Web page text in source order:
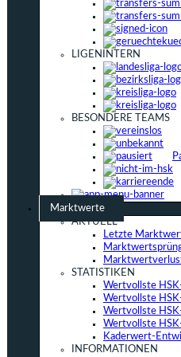
LIGENINTERN
BESONDERE TEAMS
Marktwerte
AKTUELL
Letzte
STATISTIKEN
Wertvollste
Wertvollste
Wertvollste
Wertvollste
Kaderwert-
INFORMATIONEN